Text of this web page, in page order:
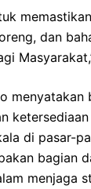
dan
menyatakan
di pasar-
bagian
menjaga